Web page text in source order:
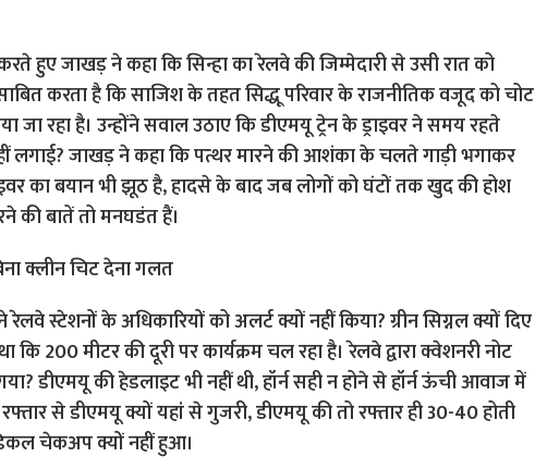
हुए जाखड़ ने कहा कि सिन्हा का रेलवे की जिम्मेदारी से उसी रात को
करता है कि साजिश के तहत सिद्धू परिवार के राजनीतिक वजूद को चोट
जा रहा है। उन्होंने सवाल उठाए कि डीएमयू ट्रेन के ड्राइवर ने समय रहते
लगाई? जाखड़ ने कहा कि पत्थर मारने की आशंका के चलते गाड़ी भगाकर
का बयान भी झूठ है, हादसे के बाद जब लोगों को घंटों तक खुद की होश
की बातें तो मनघडंत हैं।
क्लीन चिट देना गलत
स्टेशनों के अधिकारियों को अलर्ट क्यों नहीं किया? ग्रीन सिग्नल क्यों दिए
200 मीटर की दूरी पर कार्यक्रम चल रहा है। रेलवे द्वारा क्वेशनरी नोट
डीएमयू की हेडलाइट भी नहीं थी, हॉर्न सही न होने से हॉर्न ऊंची आवाज में
रफ्तार से डीएमयू क्यों यहां से गुजरी, डीएमयू की तो रफ्तार ही 30-40 होती
चेकअप क्यों नहीं हुआ।